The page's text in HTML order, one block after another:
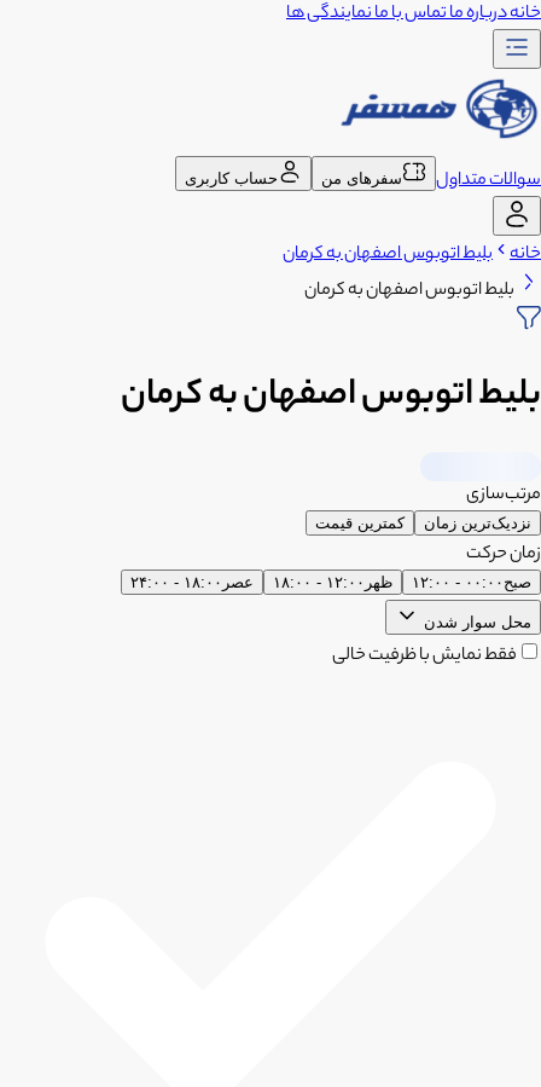
خانهدرباره ماتماس با مانمایندگی ها
سوالات متداول سفرهای من حساب کاربری
خانه بلیط اتوبوس اصفهان به کرمان
بلیط اتوبوس اصفهان به کرمان
بلیط اتوبوس اصفهان به کرمان
مرتب‌سازی
نزدیک‌ترین زمان کمترین قیمت
زمان حرکت
صبح ۰۰:۰۰ - ۱۲:۰۰ ظهر ۱۲:۰۰ - ۱۸:۰۰ عصر ۱۸:۰۰ - ۲۴:۰۰
محل سوار شدن
فقط نمایش با ظرفیت خالی